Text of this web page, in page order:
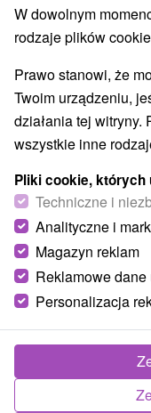
Region turystyczny
Stredné Slovensko,
Kremnické vrchy
W dowolnym
rodzaje plików
Prawo stanowi, że
Twoim urządzeniu,
działania tej witryny.
wszystkie inne
Pliki cookie, których
Techniczne i
Analityczne i
Magazyn reklam
Reklamowe
Personalizacja